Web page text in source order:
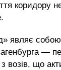
коридору
являє
—
возів, що